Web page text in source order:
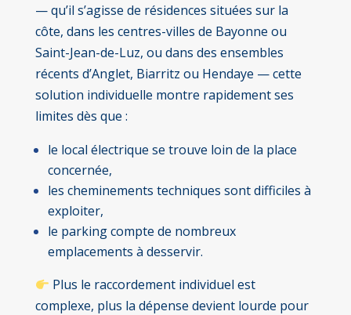
— qu’il s’agisse de résidences situées sur la
côte, dans les centres-villes de Bayonne ou
Saint-Jean-de-Luz, ou dans des ensembles
récents d’Anglet, Biarritz ou Hendaye — cette
solution individuelle montre rapidement ses
limites dès que :
le local électrique se trouve loin de la place
concernée,
les cheminements techniques sont difficiles à
exploiter,
le parking compte de nombreux
emplacements à desservir.
Plus le raccordement individuel est
complexe, plus la dépense devient lourde pour